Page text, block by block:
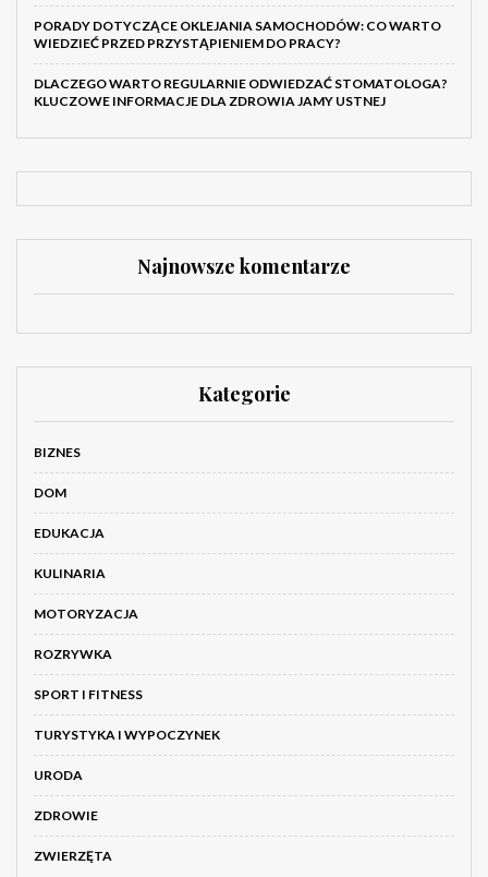
PORADY DOTYCZĄCE OKLEJANIA SAMOCHODÓW: CO WARTO
WIEDZIEĆ PRZED PRZYSTĄPIENIEM DO PRACY?
DLACZEGO WARTO REGULARNIE ODWIEDZAĆ STOMATOLOGA?
KLUCZOWE INFORMACJE DLA ZDROWIA JAMY USTNEJ
Najnowsze komentarze
Kategorie
BIZNES
DOM
EDUKACJA
KULINARIA
MOTORYZACJA
ROZRYWKA
SPORT I FITNESS
TURYSTYKA I WYPOCZYNEK
URODA
ZDROWIE
ZWIERZĘTA